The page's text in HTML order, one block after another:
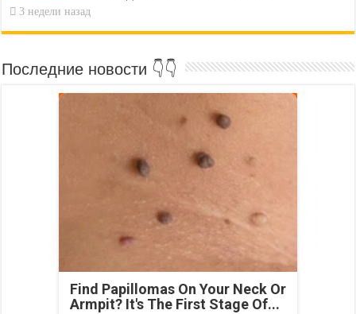
3 недели назад
Последние новости 👇👇
Find Papillomas On Your Neck Or
Armpit? It's The First Stage Of...